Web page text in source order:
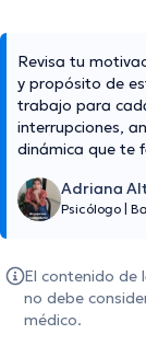
Revisa tu
y propósito de
trabajo para
interrupciones,
dinámica que te
Adriana
Psicólogo
El contenido de
no debe
médico.